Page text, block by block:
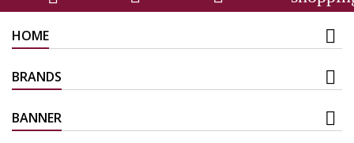
HOME
BRANDS
BANNER